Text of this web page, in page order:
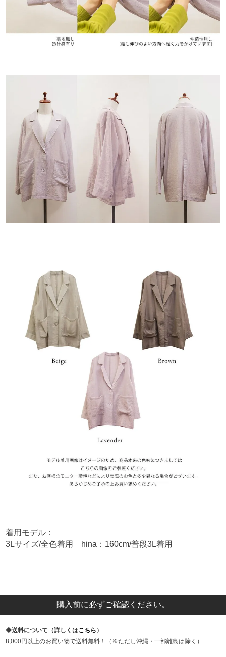
着用モデル：
3Lサイズ/全色着用 hina：160cm/普段3L着用
購入前に必ずご確認ください。
送料について（詳しくはこちら ）
8,000円以上のお買い物で送料無料！（※ただし沖縄・一部離島は除く）